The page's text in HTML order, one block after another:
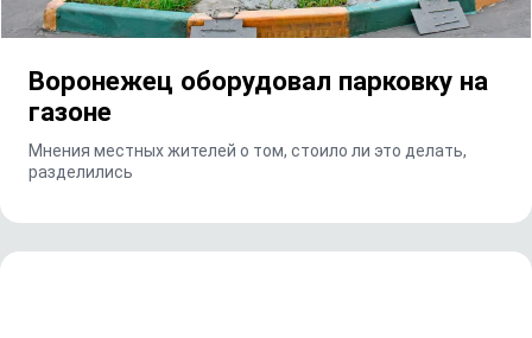
Воронежец оборудовал парковку на
газоне
Мнения местных жителей о том, стоило ли это делать,
разделились